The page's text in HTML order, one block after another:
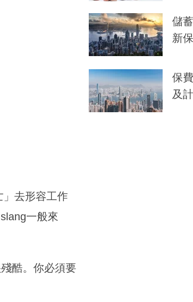
」去形容工作
一般來
酷。你必須要
儲
新
保
及